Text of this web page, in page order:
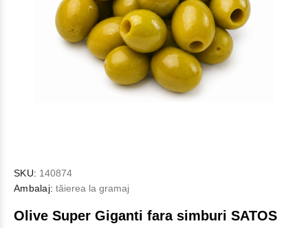
SKU: 140874
Ambalaj: tăierea la gramaj
Olive Super Giganti fara simburi SATOS